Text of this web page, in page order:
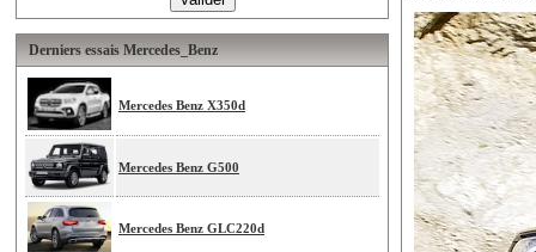
Derniers essais Mercedes_Benz
Mercedes Benz X350d
Mercedes Benz G500
Mercedes Benz GLC220d